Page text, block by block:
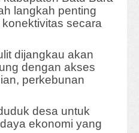
langkah penting
secara
dijangkau akan
dengan akses
perkebunan
desa untuk
ekonomi yang